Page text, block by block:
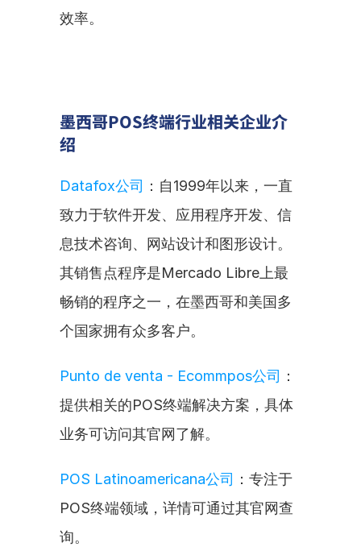
效率。
墨西哥POS终端行业相关企业介
绍
Datafox公司 ：自1999年以来，一直
致力于软件开发、应用程序开发、信
息技术咨询、网站设计和图形设计。
其销售点程序是Mercado Libre上最
畅销的程序之一，在墨西哥和美国多
个国家拥有众多客户。
Punto de venta - Ecommpos公司 ：
提供相关的POS终端解决方案，具体
业务可访问其官网了解。
POS Latinoamericana公司 ：专注于
POS终端领域，详情可通过其官网查
询。